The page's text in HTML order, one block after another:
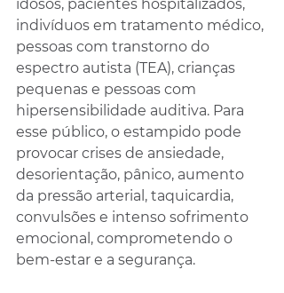
idosos, pacientes hospitalizados,
indivíduos em tratamento médico,
pessoas com transtorno do
espectro autista (TEA), crianças
pequenas e pessoas com
hipersensibilidade auditiva. Para
esse público, o estampido pode
provocar crises de ansiedade,
desorientação, pânico, aumento
da pressão arterial, taquicardia,
convulsões e intenso sofrimento
emocional, comprometendo o
bem-estar e a segurança.